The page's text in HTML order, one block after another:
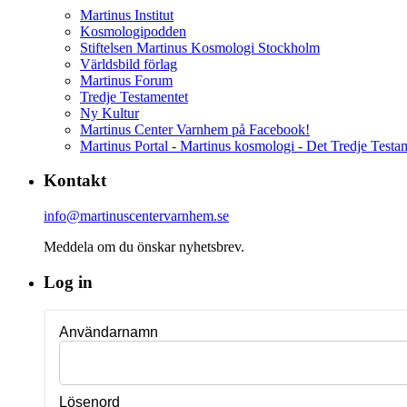
Martinus Institut
Kosmologipodden
Stiftelsen Martinus Kosmologi Stockholm
Världsbild förlag
Martinus Forum
Tredje Testamentet
Ny Kultur
Martinus Center Varnhem på Facebook!
Martinus Portal - Martinus kosmologi - Det Tredje
Kontakt
info@martinuscentervarnhem.se
Meddela om du önskar nyhetsbrev.
Log in
Användarnamn
Lösenord